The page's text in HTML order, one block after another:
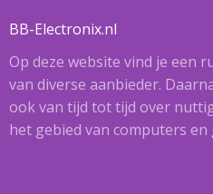
BB-Electronix.nl
Op deze website vind je een
van diverse aanbieder.
ook van tijd tot tijd over
het gebied van computers en